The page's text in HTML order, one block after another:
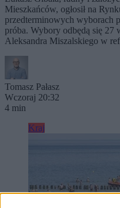
Mieszkańców, ogłosił na
przedterminowych wyborach
próba. Wybory odbędą się 27
Aleksandra Miszalskiego w
Tomasz Pałasz
Wczoraj 20:32
4 min
Kraj